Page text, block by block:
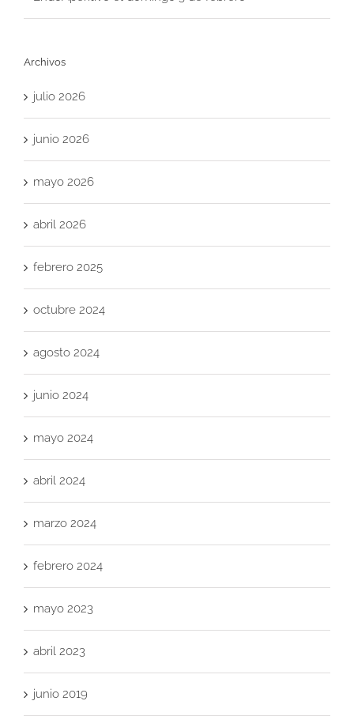
Archivos
julio 2026
junio 2026
mayo 2026
abril 2026
febrero 2025
octubre 2024
agosto 2024
junio 2024
mayo 2024
abril 2024
marzo 2024
febrero 2024
mayo 2023
abril 2023
junio 2019